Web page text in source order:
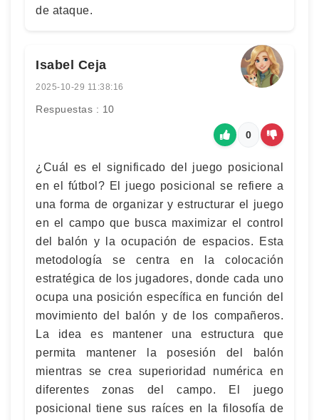
de ataque.
Isabel Ceja
2025-10-29 11:38:16
Respuestas : 10
0
¿Cuál es el significado del juego posicional
en el fútbol? El juego posicional se refiere a
una forma de organizar y estructurar el juego
en el campo que busca maximizar el control
del balón y la ocupación de espacios. Esta
metodología se centra en la colocación
estratégica de los jugadores, donde cada uno
ocupa una posición específica en función del
movimiento del balón y de los compañeros.
La idea es mantener una estructura que
permita mantener la posesión del balón
mientras se crea superioridad numérica en
diferentes zonas del campo. El juego
posicional tiene sus raíces en la filosofía de